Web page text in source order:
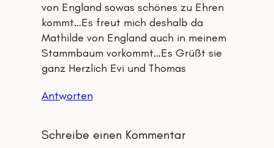
von England sowas schönes zu Ehren
kommt…Es freut mich deshalb da
Mathilde von England auch in meinem
Stammbaum vorkommt…Es Grüßt sie
ganz Herzlich Evi und Thomas
Antworten
Schreibe einen Kommentar